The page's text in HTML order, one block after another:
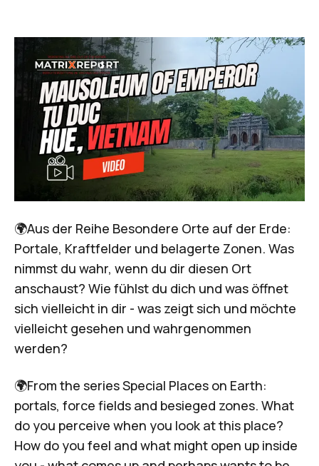
🌍Aus der Reihe Besondere Orte auf der Erde:
Portale, Kraftfelder und belagerte Zonen. Was
nimmst du wahr, wenn du dir diesen Ort
anschaust? Wie fühlst du dich und was öffnet
sich vielleicht in dir - was zeigt sich und möchte
vielleicht gesehen und wahrgenommen
werden?
🌍From the series Special Places on Earth:
portals, force fields and besieged zones. What
do you perceive when you look at this place?
How do you feel and what might open up inside